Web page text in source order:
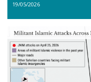
19/05/2026